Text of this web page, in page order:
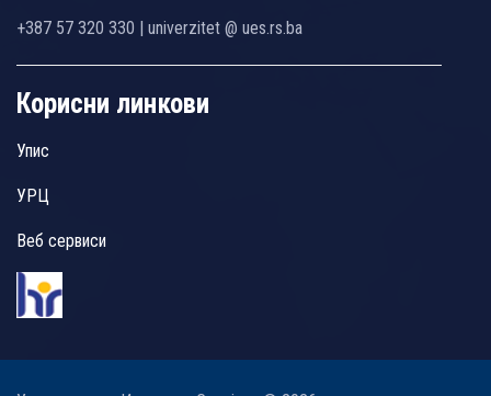
+387 57 320 330 | univerzitet @ ues.rs.ba
Корисни линкови
Упис
УРЦ
Веб сервиси